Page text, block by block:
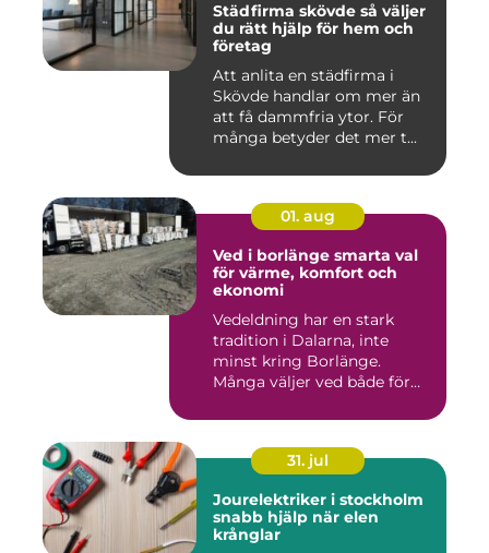
Städfirma skövde så väljer
du rätt hjälp för hem och
företag
Att anlita en städfirma i
Skövde handlar om mer än
att få dammfria ytor. För
många betyder det mer t...
01. aug
Ved i borlänge smarta val
för värme, komfort och
ekonomi
Vedeldning har en stark
tradition i Dalarna, inte
minst kring Borlänge.
Många väljer ved både för
31. jul
Jourelektriker i stockholm
snabb hjälp när elen
krånglar